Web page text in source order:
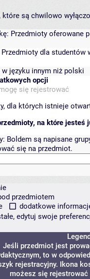
są chwilowo
Przedmioty oferowane
Przedmioty dla studentów
języku innym niż polski
opcji
się rejestrować
dla których istnieje
na które jesteś
Boldem są napisane
się na przedmiot.
przedmiotem
dodatkowe
edytuj swoje
Jeśli przedmiot jest
to w
rejestracyjny. Ikona
możesz się rejestrować